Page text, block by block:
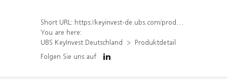
Short URL: https://keyinvest-de.ubs.com/produkt/detail/index/isin/DE000WA4XDL6
You are here:
UBS KeyInvest Deutschland
Produktdetail
Folgen Sie uns auf